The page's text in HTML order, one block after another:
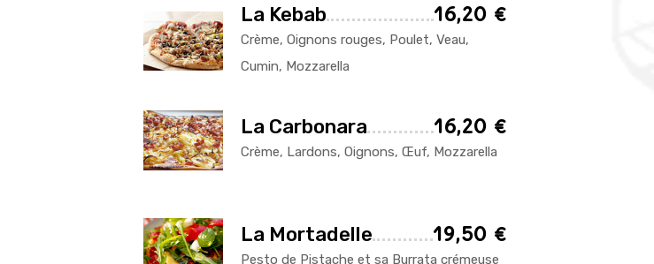
La Kebab 16,20 €
Crème, Oignons rouges, Poulet, Veau,
Cumin, Mozzarella
La Carbonara 16,20 €
Crème, Lardons, Oignons, Œuf, Mozzarella
La Mortadelle 19,50 €
Pesto de Pistache et sa Burrata crémeuse